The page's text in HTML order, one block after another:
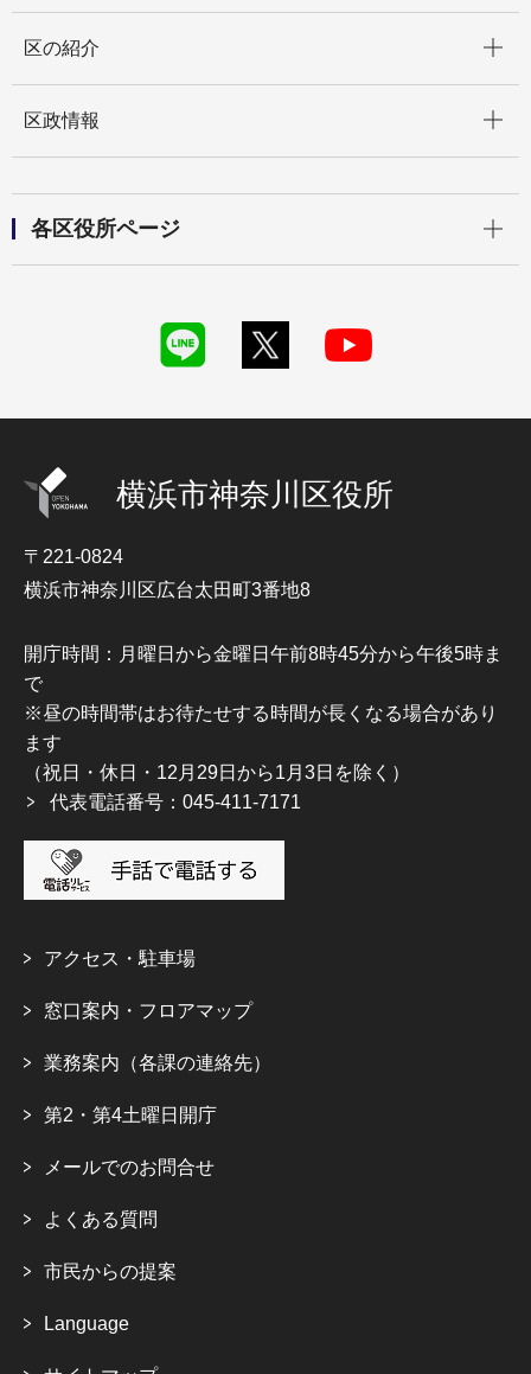
区の紹介
区政情報
各区役所ページ
横浜市神奈川区役所
〒221-0824
横浜市神奈川区広台太田町3番地8
開庁時間：月曜日から金曜日午前8時45分から午後5時ま
で
※昼の時間帯はお待たせする時間が長くなる場合があり
ます
（祝日・休日・12月29日から1月3日を除く）
代表電話番号：045-411-7171
アクセス・駐車場
窓口案内・フロアマップ
業務案内（各課の連絡先）
第2・第4土曜日開庁
メールでのお問合せ
よくある質問
市民からの提案
Language